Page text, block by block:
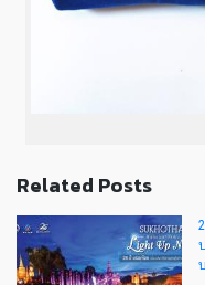
Related Posts